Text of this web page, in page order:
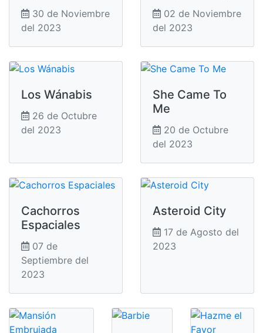
30 de Noviembre
del 2023
02 de Noviembre
del 2023
Los Wánabis
26 de Octubre
del 2023
She Came To
Me
20 de Octubre
del 2023
Cachorros
Espaciales
07 de
Septiembre del
2023
Asteroid City
17 de Agosto del
2023